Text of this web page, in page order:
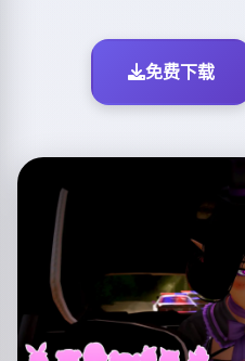
免费下载